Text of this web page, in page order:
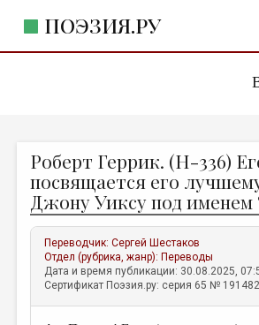
ПОЭЗИЯ.РУ
ЖАНРЫ
АВТОРЫ
КОММЕНТАРИИ
ЛИТСАЛОН
НОВОСТИ
Роберт Геррик. (Н-336)
посвящается его
Джону Уиксу под именем
Переводчик:Сергей Шестаков
Отдел (рубрика, жанр): Переводы
Дата и время публикации: 30.08.2025,
Сертификат Поэзия.ру: серия 65 № 191482